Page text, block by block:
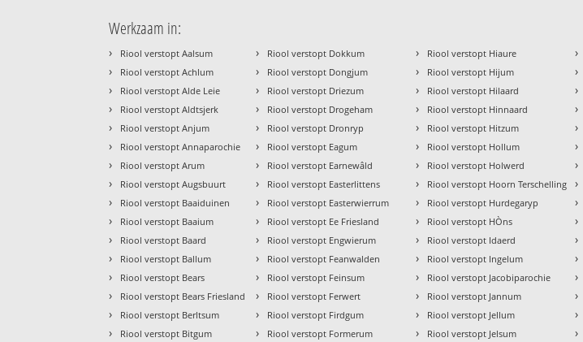
Werkzaam in:
› Riool verstopt Aalsum
› Riool verstopt Achlum
› Riool verstopt Alde Leie
› Riool verstopt Aldtsjerk
› Riool verstopt Anjum
› Riool verstopt Annaparochie
› Riool verstopt Arum
› Riool verstopt Augsbuurt
› Riool verstopt Baaiduinen
› Riool verstopt Baaium
› Riool verstopt Baard
› Riool verstopt Ballum
› Riool verstopt Bears
› Riool verstopt Bears Friesland
› Riool verstopt Berltsum
› Riool verstopt Bitgum
› Riool verstopt Dokkum
› Riool verstopt Dongjum
› Riool verstopt Driezum
› Riool verstopt Drogeham
› Riool verstopt Dronryp
› Riool verstopt Eagum
› Riool verstopt Earnewâld
› Riool verstopt Easterlittens
› Riool verstopt Easterwierrum
› Riool verstopt Ee Friesland
› Riool verstopt Engwierum
› Riool verstopt Feanwalden
› Riool verstopt Feinsum
› Riool verstopt Ferwert
› Riool verstopt Firdgum
› Riool verstopt Formerum
› Riool verstopt Hiaure
› Riool verstopt Hijum
› Riool verstopt Hilaard
› Riool verstopt Hinnaard
› Riool verstopt Hitzum
› Riool verstopt Hollum
› Riool verstopt Holwerd
› Riool verstopt Hoorn Terschelling
› Riool verstopt Hurdegaryp
› Riool verstopt HÒns
› Riool verstopt Idaerd
› Riool verstopt Ingelum
› Riool verstopt Jacobiparochie
› Riool verstopt Jannum
› Riool verstopt Jellum
› Riool verstopt Jelsum
›
›
›
›
›
›
›
›
›
›
›
›
›
›
›
›